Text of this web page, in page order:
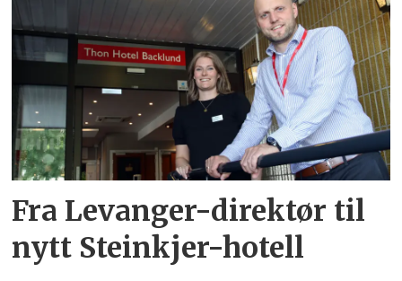
Fra Levanger-direktør til
nytt Steinkjer-hotell